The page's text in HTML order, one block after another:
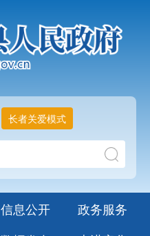
长者关爱模式
信息公开
政务服务